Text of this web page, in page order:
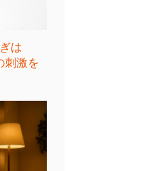
は
刺激を